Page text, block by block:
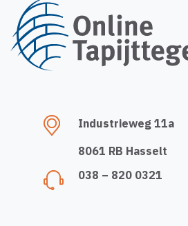
Industrieweg 11a
8061 RB Hasselt
038 – 820 0321